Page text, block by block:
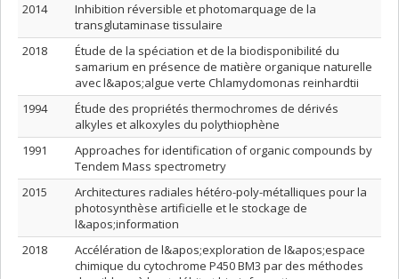
2014
Inhibition réversible et photomarquage de la
transglutaminase tissulaire
2018
Étude de la spéciation et de la biodisponibilité du
samarium en présence de matière organique naturelle
avec l&apos;algue verte Chlamydomonas reinhardtii
1994
Étude des propriétés thermochromes de dérivés
alkyles et alkoxyles du polythiophène
1991
Approaches for identification of organic compounds by
Tendem Mass spectrometry
2015
Architectures radiales hétéro-poly-métalliques pour la
photosynthèse artificielle et le stockage de
l&apos;information
2018
Accélération de l&apos;exploration de l&apos;espace
chimique du cytochrome P450 BM3 par des méthodes